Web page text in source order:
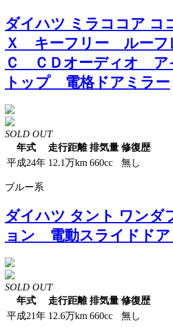
ダイハツ ミラココア コ
Ｘ キーフリー ルーフ
Ｃ ＣＤオーディオ ア
トップ 電格ドアミラー
SOLD OUT
年式
走行距離 排気量 修復歴
平成24年 12.1万km 660cc 無し
ブルー系
ダイハツ タント ワンダ
ョン 電動スライドド
SOLD OUT
年式
走行距離 排気量 修復歴
平成21年 12.6万km 660cc 無し